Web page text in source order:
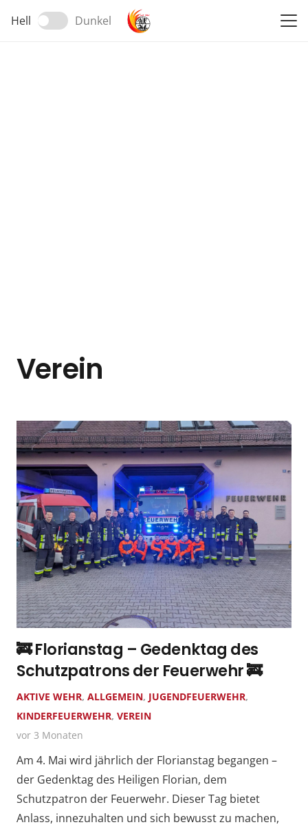
Hell Dunkel
Verein
🚒 Florianstag – Gedenktag des
Schutzpatrons der Feuerwehr 🚒
AKTIVE WEHR, ALLGEMEIN, JUGENDFEUERWEHR,
KINDERFEUERWEHR, VEREIN
vor 3 Monaten
Am 4. Mai wird jährlich der Florianstag begangen –
der Gedenktag des Heiligen Florian, dem
Schutzpatron der Feuerwehr. Dieser Tag bietet
Anlass, innezuhalten und sich bewusst zu machen,